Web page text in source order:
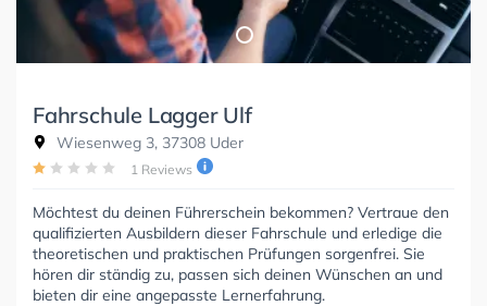
Fahrschule Lagger Ulf
Wiesenweg 3, 37308 Uder
1 Reviews
Möchtest du deinen Führerschein bekommen? Vertraue den
qualifizierten Ausbildern dieser Fahrschule und erledige die
theoretischen und praktischen Prüfungen sorgenfrei. Sie
hören dir ständig zu, passen sich deinen Wünschen an und
bieten dir eine angepasste Lernerfahrung.